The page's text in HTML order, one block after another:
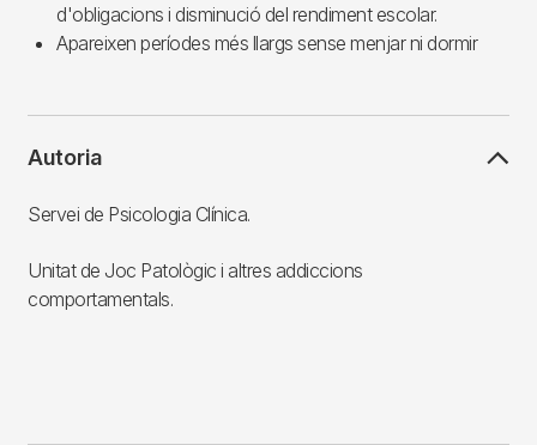
d'obligacions i disminució del rendiment escolar.
Apareixen períodes més llargs sense menjar ni dormir
Autoria
Servei de Psicologia Clínica.
Unitat de Joc Patològic i altres addiccions
comportamentals.